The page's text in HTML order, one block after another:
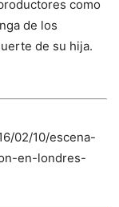
como
de los
de su hija.
02/10/escena-
en-londres-